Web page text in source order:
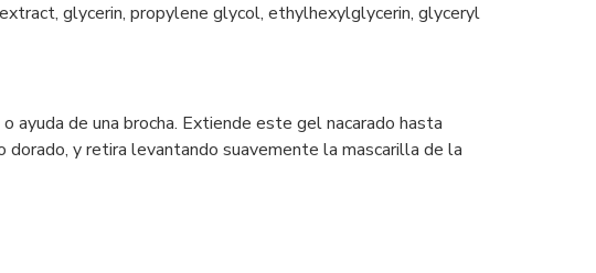
glycerin, propylene glycol, ethylhexylglycerin, glyceryl
de una brocha. Extiende este gel nacarado hasta
dorado, y retira levantando suavemente la mascarilla de la